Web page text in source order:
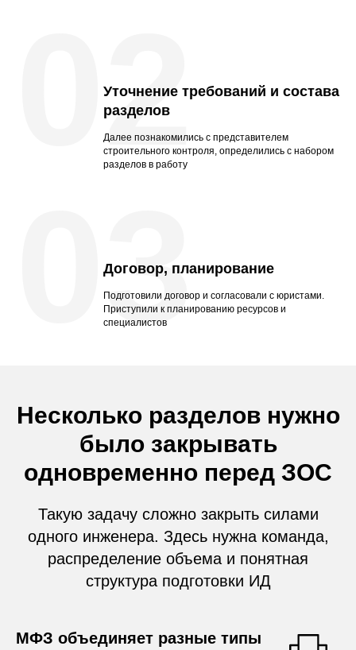
Уточнение требований и состава
разделов
Далее познакомились с представителем
строительного контроля, определились с набором
разделов в работу
02
Договор, планирование
Подготовили договор и согласовали с юристами.
Приступили к планированию ресурсов и
специалистов
03
Несколько разделов нужно
было закрывать
одновременно перед ЗОС
Такую задачу сложно закрыть силами
одного инженера. Здесь нужна команда,
распределение объема и понятная
структура подготовки ИД
МФЗ объединяет разные типы